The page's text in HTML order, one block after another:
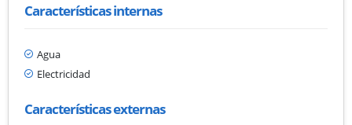
Características internas
Agua
Electricidad
Características externas